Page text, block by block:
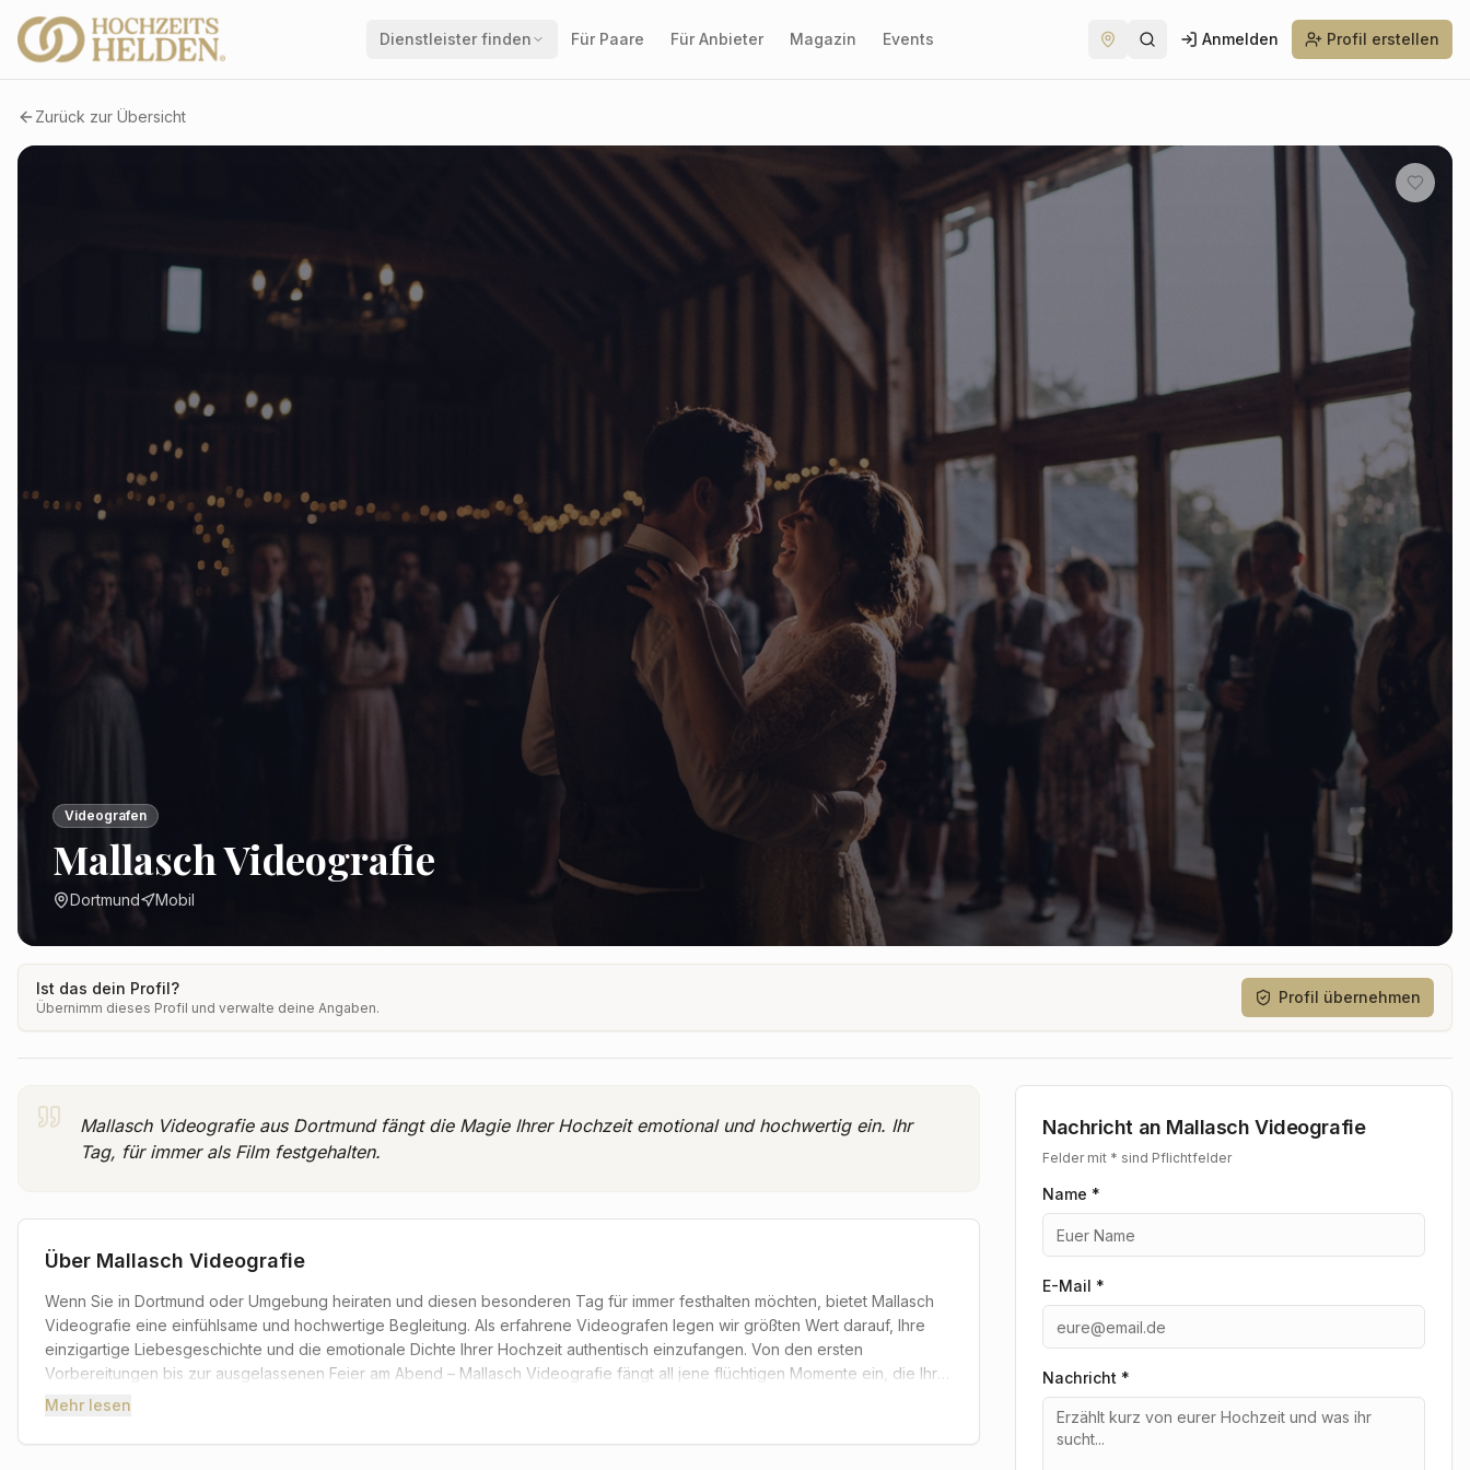
Dienstleister finden Für Paare Für Anbieter Magazin Events Anmelden Profil erstellen
Zurück zur Übersicht
Videografen
Mallasch Videografie
Dortmund Mobil
Ist das dein Profil?
Übernimm dieses Profil und verwalte deine Angaben.
Profil übernehmen
Mallasch Videografie aus Dortmund fängt die Magie Ihrer Hochzeit emotional und hochwertig ein. Ihr
Tag, für immer als Film festgehalten.
Über Mallasch Videografie
Wenn Sie in Dortmund oder Umgebung heiraten und diesen besonderen Tag für immer festhalten möchten, bietet Mallasch
Videografie eine einfühlsame und hochwertige Begleitung. Als erfahrene Videografen legen wir größten Wert darauf, Ihre
einzigartige Liebesgeschichte und die emotionale Dichte Ihrer Hochzeit authentisch einzufangen. Von den ersten
Vorbereitungen bis zur ausgelassenen Feier am Abend – Mallasch Videografie fängt all jene flüchtigen Momente ein, die Ihre
Hochzeit unvergesslich machen.
Sie können sich darauf verlassen, dass jedes Lächeln, jede Träne der Freude und jede liebevolle Geste behutsam in Ihrem
Mehr lesen
Nachricht an Mallasch Videografie
Felder mit * sind Pflichtfelder
Name *
E-Mail *
Nachricht *